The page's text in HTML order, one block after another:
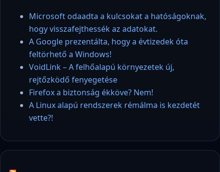
Microsoft odaadta a kulcsokat a hatóságoknak,
hogy visszafejthessék az adatokat.
A Google prezentálta, hogy a évtizedek óta
feltörhető a Windows!
VoidLink – A felhőalapú környezetek új,
rejtőzködő fenyegetése
Firefox a biztonság ékköve? Nem!
A Linux alapú rendszerek rémálma is kezdetét
vette?!